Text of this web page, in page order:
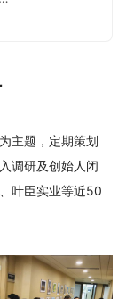
主题，定期策划
调研及创始人闭
叶臣实业等近50